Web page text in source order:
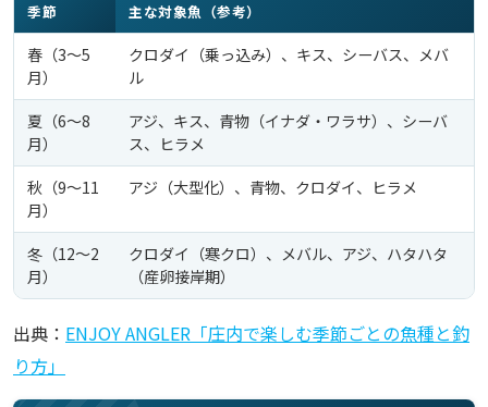
季節 主な対象魚（参考）
春（3〜5
月）
クロダイ（乗っ込み）、キス、シーバス、メバ
ル
夏（6〜8
月）
アジ、キス、青物（イナダ・ワラサ）、シーバ
ス、ヒラメ
秋（9〜11
月）
アジ（大型化）、青物、クロダイ、ヒラメ
冬（12〜2
月）
クロダイ（寒クロ）、メバル、アジ、ハタハタ
（産卵接岸期）
出典： ENJOY ANGLER「庄内で楽しむ季節ごとの魚種と釣
り方」